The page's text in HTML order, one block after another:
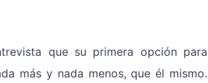
que su primera opción para
más y nada menos, que él mismo.